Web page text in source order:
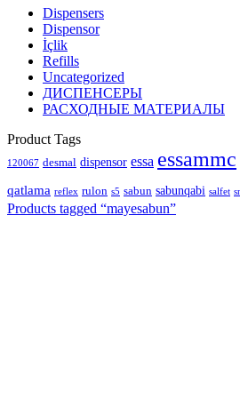
Dispensers
Dispensor
İçlik
Refills
Uncategorized
ДИСПЕНСЕРЫ
РАСХОДНЫЕ МАТЕРИАЛЫ
Product Tags
120067 desmal dispensor essa essammc
qatlama reflex rulon s5 sabun sabunqabi salfet
Products tagged “mayesabun”